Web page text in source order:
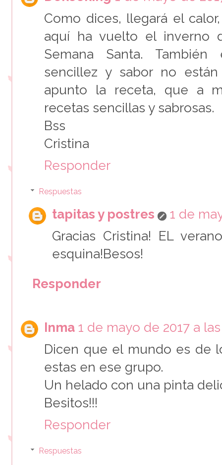
Como dices, llegará el
aquí ha vuelto el inverno
Semana Santa.
sencillez y sabor no
apunto la receta, que a
recetas sencillas y sabrosas.
Bss
Cristina
Responder
Respuestas
tapitas y postres
1 de
Gracias Cristina! EL
esquina!Besos!
Responder
Inma 1 de mayo de 2017 a las
Dicen que el mundo es de
estas en ese grupo.
Un helado con una pinta
Besitos!!!
Responder
Respuestas